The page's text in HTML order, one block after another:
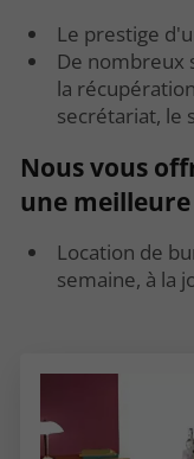
Le prestige
De nombreux
la
secrétariat, le
Nous vous
une
Location de
semaine, à la